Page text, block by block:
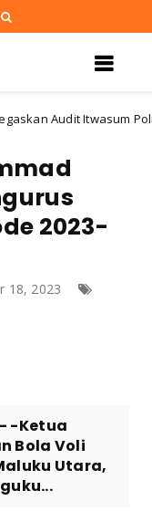
Itwasum Polri Jadi
2023-
18, 2023
-Ketua
Bola Voli
Utara,